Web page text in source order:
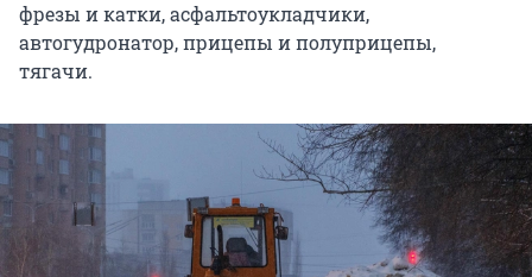
фрезы и катки, асфальтоукладчики,
автогудронатор, прицепы и полуприцепы,
тягачи.